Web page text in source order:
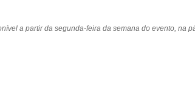
a partir da segunda-feira da semana do evento, na